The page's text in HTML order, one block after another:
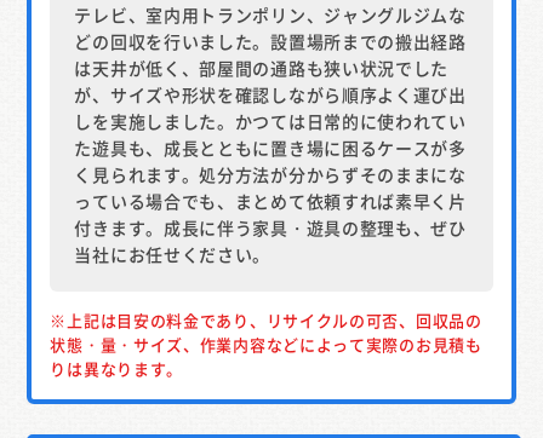
テレビ、室内用トランポリン、ジャングルジムな
どの回収を行いました。設置場所までの搬出経路
は天井が低く、部屋間の通路も狭い状況でした
が、サイズや形状を確認しながら順序よく運び出
しを実施しました。かつては日常的に使われてい
た遊具も、成長とともに置き場に困るケースが多
く見られます。処分方法が分からずそのままにな
っている場合でも、まとめて依頼すれば素早く片
付きます。成長に伴う家具・遊具の整理も、ぜひ
当社にお任せください。
※上記は目安の料金であり、リサイクルの可否、回収品の
状態・量・サイズ、作業内容などによって実際のお見積も
りは異なります。